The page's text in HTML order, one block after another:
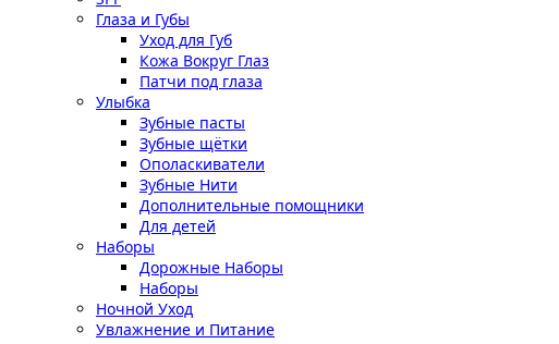
Глаза и Губы
Уход для Губ
Кожа Вокруг Глаз
Патчи под глаза
Улыбка
Зубные пасты
Зубные щётки
Ополаскиватели
Зубные Нити
Дополнительные помощники
Для детей
Наборы
Дорожные Наборы
Наборы
Ночной Уход
Увлажнение и Питание